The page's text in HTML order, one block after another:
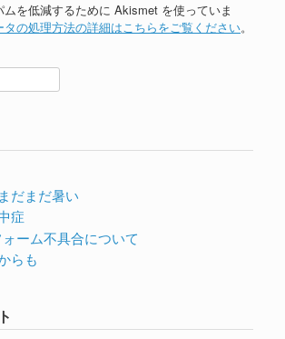
ムを低減するために Akismet を使っていま
タの処理方法の詳細はこちらをご覧ください。
だまだ暑い
症
ーム不具合について
らも